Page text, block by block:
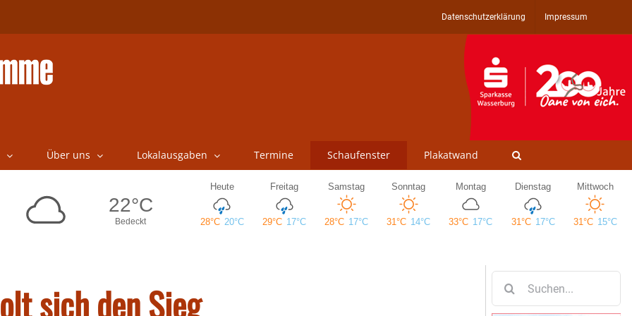
Datenschutzerklärung Impressum
Über uns Lokalausgaben Termine Schaufenster Plakatwand
sich den Sieg
nach: